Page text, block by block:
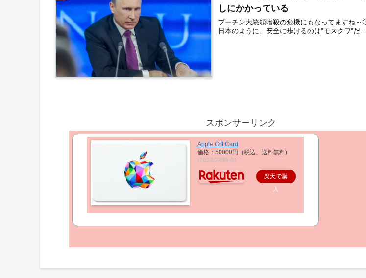
しにかかっている
プーチン大統領暗殺の危機にもなってますね～
日本のように、安全に歩けるのは"モスクワ"だ...
スポンサーリンク
Apple Gift Card
価格：50000円（税込、送料無料)
(2023/2/6時点)
楽天で購
入